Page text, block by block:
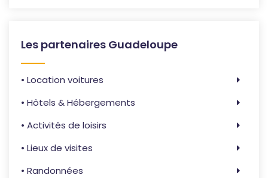
Les partenaires Guadeloupe
• Location voitures
• Hôtels & Hébergements
• Activités de loisirs
• Lieux de visites
• Randonnées